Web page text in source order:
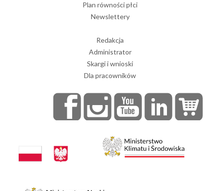
Plan równości płci
Newslettery
Redakcja
Administrator
Skargi i wnioski
Dla pracowników